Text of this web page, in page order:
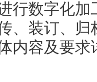
行数字化
、装订、
内容及要求